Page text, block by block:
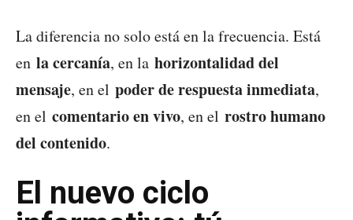
La diferencia no solo está en la frecuencia. Está
en la cercanía, en la horizontalidad del
mensaje, en el poder de respuesta inmediata,
en el comentario en vivo, en el rostro humano
del contenido.
El nuevo ciclo